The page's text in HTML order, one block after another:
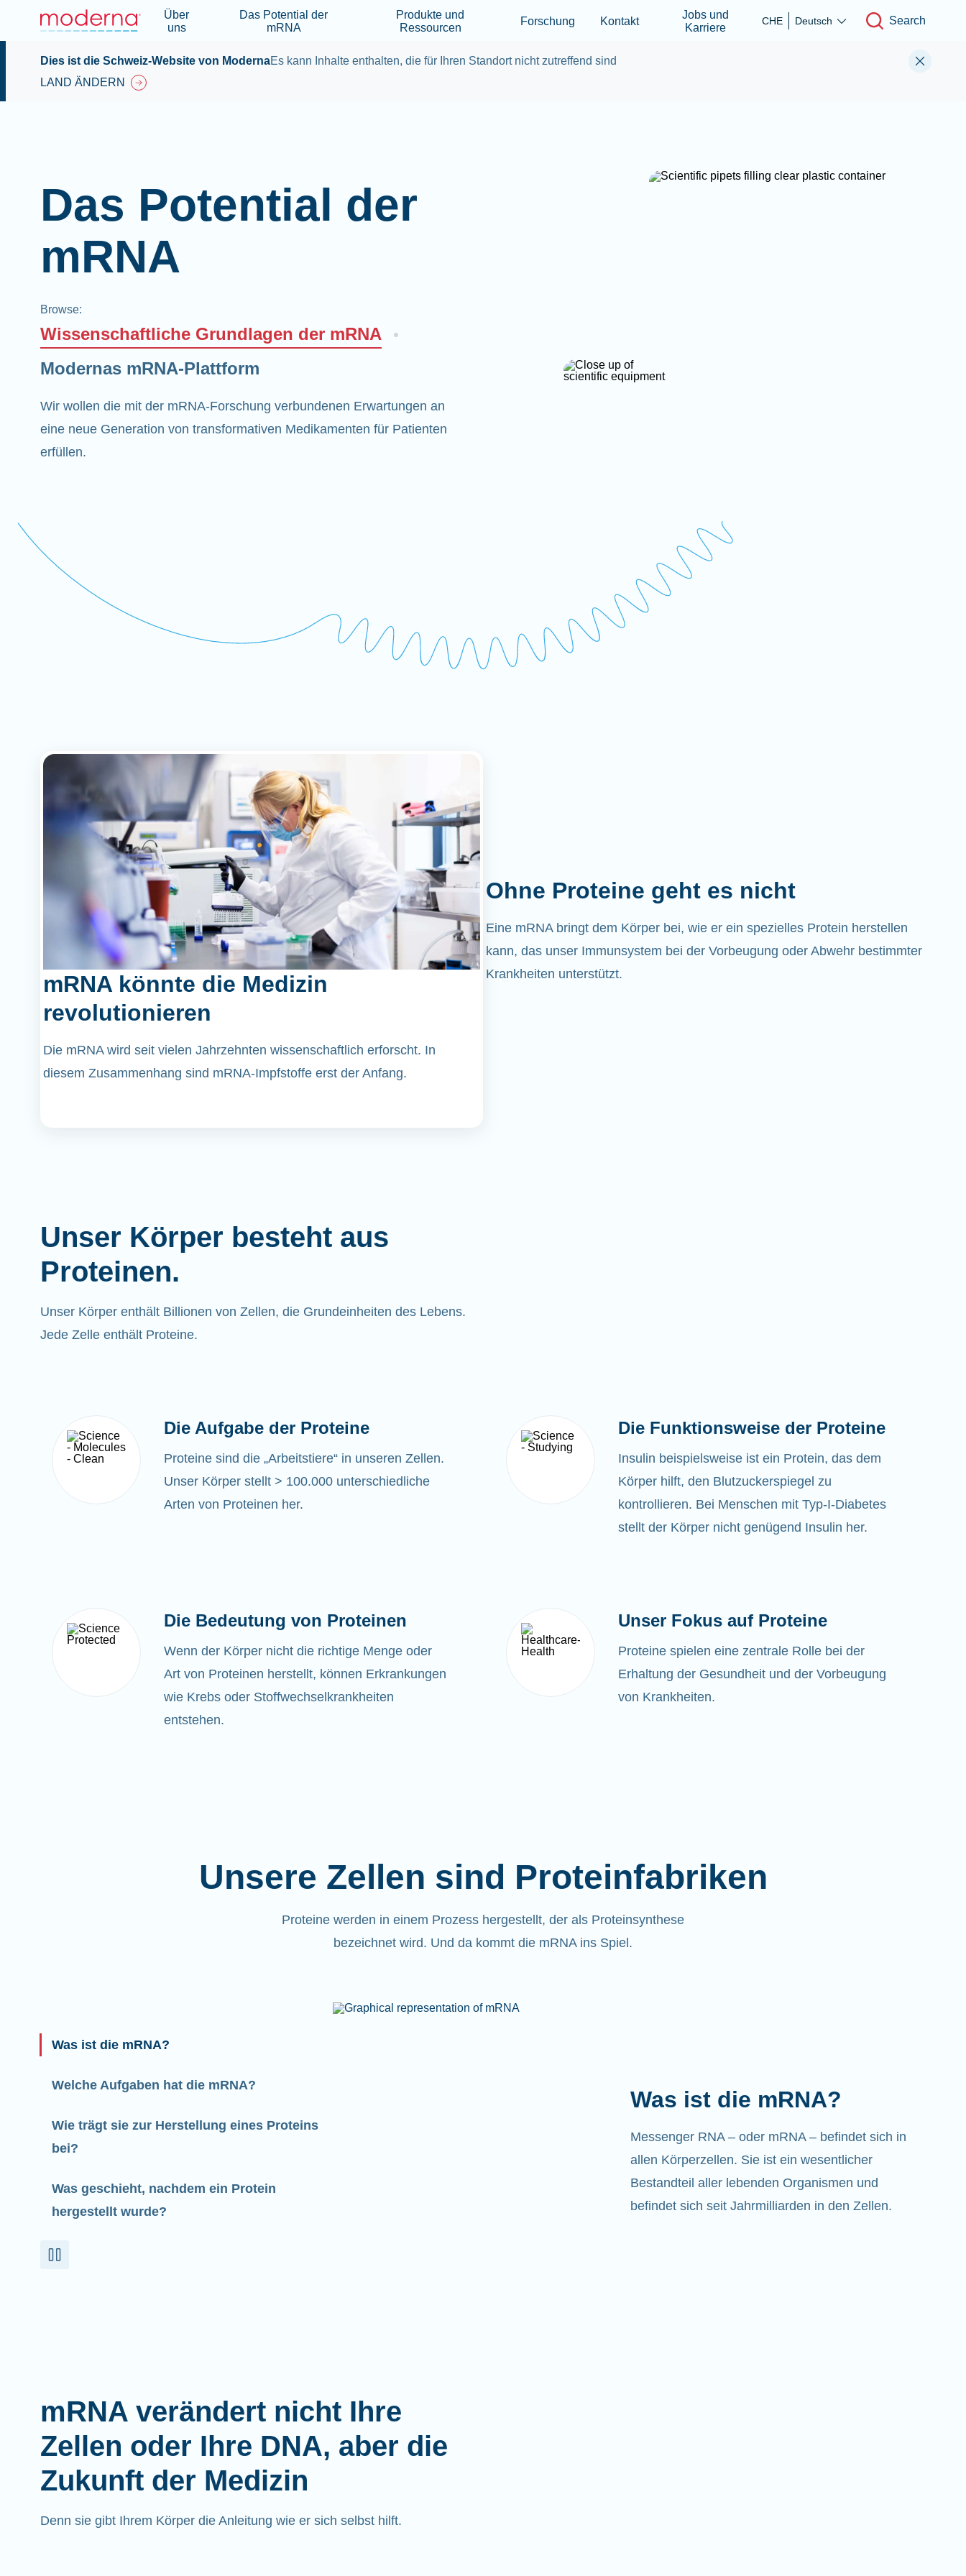
Skip to main content
Über
uns
Das Potential der
mRNA
Produkte und
Ressourcen
Forschung Kontakt
Jobs und
Karriere
CHE Deutsch Search
Dies ist die Schweiz-Website von ModernaEs kann Inhalte enthalten, die für Ihren Standort nicht zutreffend sind
LAND ÄNDERN
Das Potential der
mRNA
Browse:
Wissenschaftliche Grundlagen der mRNA
Modernas mRNA-Plattform
Wir wollen die mit der mRNA-Forschung verbundenen Erwartungen an
eine neue Generation von transformativen Medikamenten für Patienten
erfüllen.
mRNA könnte die Medizin
revolutionieren
Die mRNA wird seit vielen Jahrzehnten wissenschaftlich erforscht. In
diesem Zusammenhang sind mRNA-Impfstoffe erst der Anfang.
Ohne Proteine geht es nicht
Eine mRNA bringt dem Körper bei, wie er ein spezielles Protein herstellen
kann, das unser Immunsystem bei der Vorbeugung oder Abwehr bestimmter
Krankheiten unterstützt.
Unser Körper besteht aus
Proteinen.
Unser Körper enthält Billionen von Zellen, die Grundeinheiten des Lebens.
Jede Zelle enthält Proteine.
Die Aufgabe der Proteine
Proteine sind die „Arbeitstiere“ in unseren Zellen.
Unser Körper stellt > 100.000 unterschiedliche
Arten von Proteinen her.
Die Funktionsweise der Proteine
Insulin beispielsweise ist ein Protein, das dem
Körper hilft, den Blutzuckerspiegel zu
kontrollieren. Bei Menschen mit Typ-I-Diabetes
stellt der Körper nicht genügend Insulin her.
Die Bedeutung von Proteinen
Wenn der Körper nicht die richtige Menge oder
Art von Proteinen herstellt, können Erkrankungen
wie Krebs oder Stoffwechselkrankheiten
entstehen.
Unser Fokus auf Proteine
Proteine spielen eine zentrale Rolle bei der
Erhaltung der Gesundheit und der Vorbeugung
von Krankheiten.
Unsere Zellen sind Proteinfabriken
Proteine werden in einem Prozess hergestellt, der als Proteinsynthese
bezeichnet wird. Und da kommt die mRNA ins Spiel.
Was ist die mRNA?
Welche Aufgaben hat die mRNA?
Wie trägt sie zur Herstellung eines Proteins
bei?
Was geschieht, nachdem ein Protein
hergestellt wurde?
Was ist die mRNA?
Messenger RNA – oder mRNA – befindet sich in
allen Körperzellen. Sie ist ein wesentlicher
Bestandteil aller lebenden Organismen und
befindet sich seit Jahrmilliarden in den Zellen.
mRNA verändert nicht Ihre
Zellen oder Ihre DNA, aber die
Zukunft der Medizin
Denn sie gibt Ihrem Körper die Anleitung wie er sich selbst hilft.